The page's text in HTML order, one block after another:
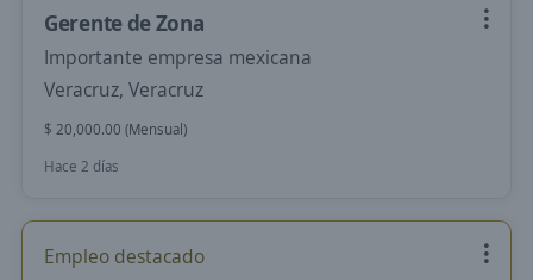
Gerente de Zona
Importante empresa mexicana
Veracruz, Veracruz
$ 20,000.00 (Mensual)
Hace 2 días
Empleo destacado